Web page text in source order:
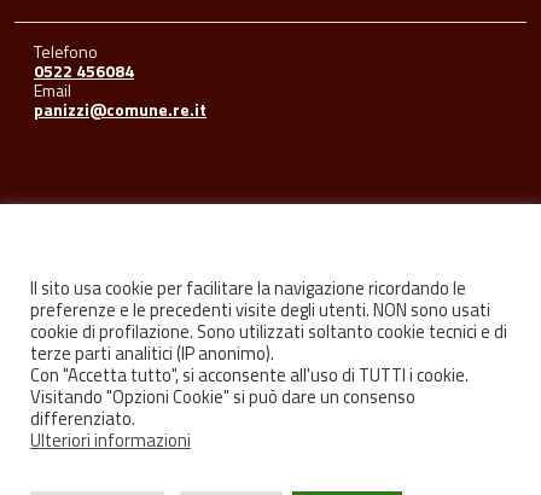
Telefono
0522 456084
Email
panizzi@comune.re.it
FacebookYoutubeInstagram
Il sito usa cookie per facilitare la navigazione ricordando le
preferenze e le precedenti visite degli utenti. NON sono usati
cookie di profilazione. Sono utilizzati soltanto cookie tecnici e di
terze parti analitici (IP anonimo).
Con "Accetta tutto", si acconsente all'uso di TUTTI i cookie.
Visitando "Opzioni Cookie" si può dare un consenso
differenziato.
Ulteriori informazioni